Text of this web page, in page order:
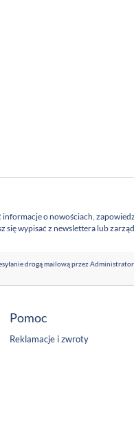
informacje o nowościach,
się wypisać z newslettera lub
drogą mailową przez
Pomoc
Reklamacje i zwroty